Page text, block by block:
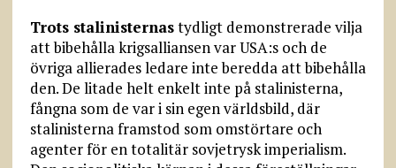
Trots stalinisternastydligt demonstrerade vilja
att bibehålla krigsalliansen var USA:s och de
övriga allierades ledare inte beredda att bibehålla
den. De litade helt enkelt inte på stalinisterna,
fångna som de var i sin egen världsbild, där
stalinisterna framstod som omstörtare och
agenter för en totalitär sovjetrysk imperialism.